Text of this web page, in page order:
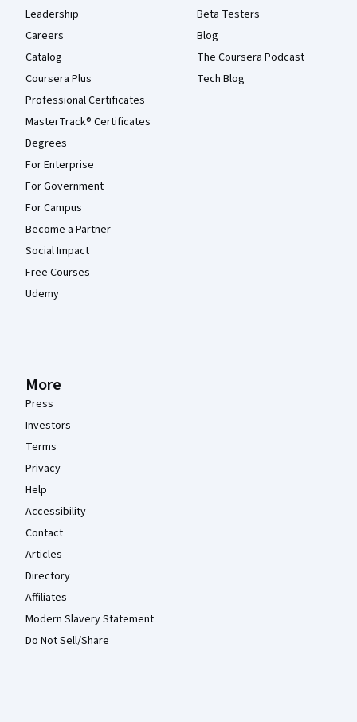
Leadership
Careers
Catalog
Coursera Plus
Professional Certificates
MasterTrack® Certificates
Degrees
For Enterprise
For Government
For Campus
Become a Partner
Social Impact
Free Courses
Udemy
Beta Testers
Blog
The Coursera Podcast
Tech Blog
More
Press
Investors
Terms
Privacy
Help
Accessibility
Contact
Articles
Directory
Affiliates
Modern Slavery Statement
Do Not Sell/Share